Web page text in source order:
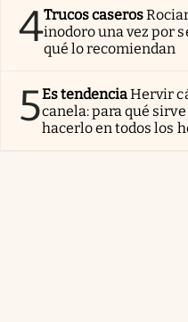
4Trucos caseros
inodoro una vez por
qué lo recomiendan
5Es tendenciaHervir
canela: para qué
hacerlo en todos los